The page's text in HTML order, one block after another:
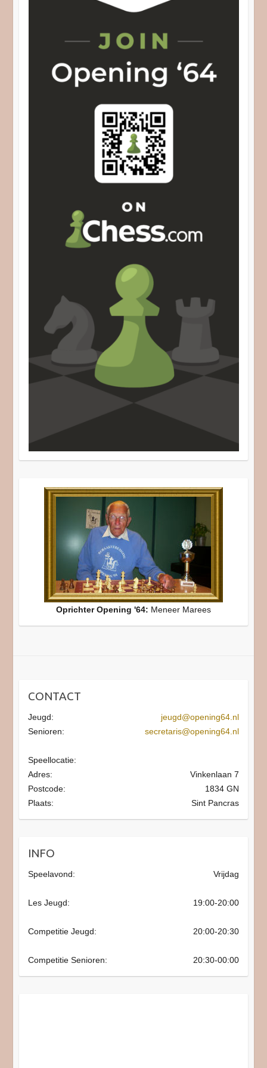
Oprichter Opening '64: Meneer Marees
CONTACT
Jeugd:
jeugd@opening64.nl
Senioren:
secretaris@opening64.nl
Speellocatie:
Adres:
Vinkenlaan 7
Postcode:
1834 GN
Plaats:
Sint Pancras
INFO
Speelavond: Vrijdag
Les Jeugd: 19:00-20:00
Competitie Jeugd: 20:00-20:30
Competitie Senioren: 20:30-00:00